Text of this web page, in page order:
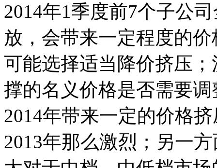
2014年1季度前7个子公
放，会带来一定程度的
可能选择适当降价挤压
撑的名义价格是否需要
2014年带来一定的价格
2013年那么激烈；另一